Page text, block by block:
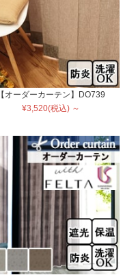
【オーダーカーテン】DO739
¥3,520(税込) ～